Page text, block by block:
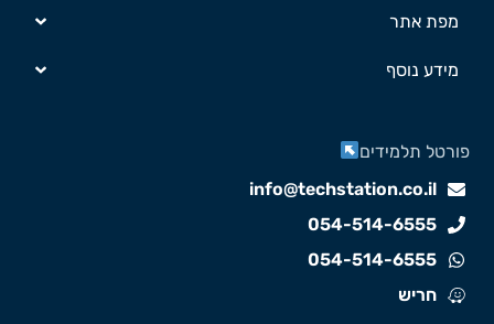
מפת אתר
מידע נוסף
info@techstation.co.il
054-514-6555
054-514-6555
חריש
תלמידים